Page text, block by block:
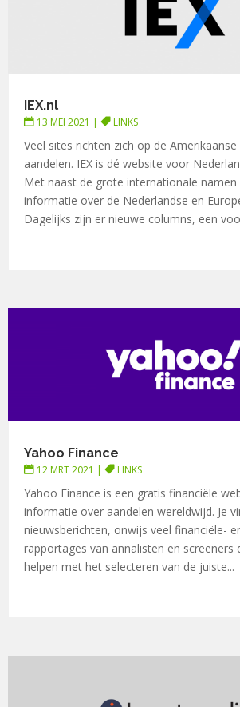
IEX.nl
13 MEI 2021 | LINKS
Veel sites richten zich op de
aandelen. IEX is dé website voor
Met naast de grote internationale
informatie over de Nederlandse en
Dagelijks zijn er nieuwe columns, een
Yahoo Finance
12 MRT 2021 | LINKS
Yahoo Finance is een gratis financiële
informatie over aandelen wereldwijd. Je
nieuwsberichten, onwijs veel financiële-
rapportages van annalisten en screeners
helpen met het selecteren van de juiste...